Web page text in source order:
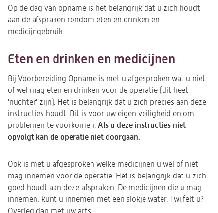
Op de dag van opname is het belangrijk dat u zich houdt
aan de afspraken rondom eten en drinken en
medicijngebruik.
Eten en drinken en medicijnen
Bij Voorbereiding Opname is met u afgesproken wat u niet
of wel mag eten en drinken voor de operatie (dit heet
'nuchter' zijn). Het is belangrijk dat u zich precies aan deze
instructies houdt. Dit is voor uw eigen veiligheid en om
problemen te voorkomen. Als u deze instructies niet
opvolgt kan de operatie niet doorgaan.
Ook is met u afgesproken welke medicijnen u wel of niet
mag innemen voor de operatie. Het is belangrijk dat u zich
goed houdt aan deze afspraken. De medicijnen die u mag
innemen, kunt u innemen met een slokje water. Twijfelt u?
Overleg dan met uw arts.